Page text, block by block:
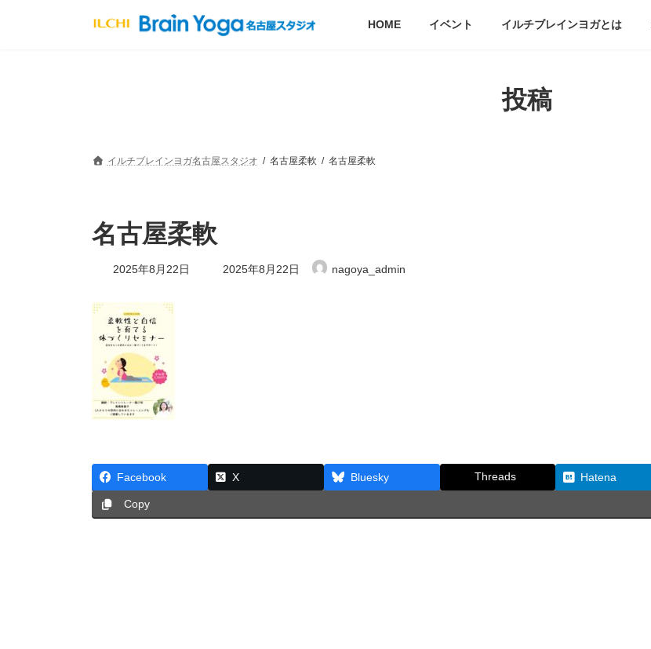
HOME イベント イルチブレインヨガとは
投稿
イルチブレインヨガ名古屋スタジオ 名古屋柔軟 名古屋柔軟
名古屋柔軟
2025年8月22日
最
終
2025年8月22日 nagoya_admin
Facebook X Bluesky Threads Hatena
Copy